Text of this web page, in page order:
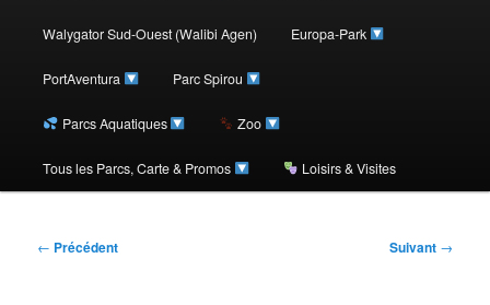
contenu
Walygator Sud-Ouest (Walibi Agen) Europa-Park
PortAventura Parc Spirou
Parcs Aquatiques Zoo
Tous les Parcs, Carte & Promos Loisirs & Visites
Navigation
← Précédent Suivant →